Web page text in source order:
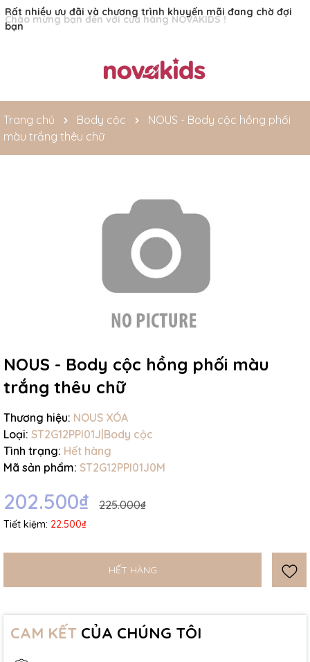
Rất nhiều ưu đãi và chương trình khuyến mãi đang chờ đợi
bạn
Trang chủ Body cộc
NOUS - Body cộc hồng phối
màu trắng thêu chữ
NOUS - Body cộc hồng phối màu
trắng thêu chữ
Thương hiệu: NOUS XÓA
Loại: ST2G12PPI01J|Body cộc
Tình trạng: Hết hàng
Mã sản phẩm: ST2G12PPI01J0M
202.500₫ 225.000₫
Tiết kiệm: 22.500₫
HẾT HÀNG
CAM KẾT CỦA CHÚNG TÔI
Mã giảm giá:
Ngày hết hạn:
Điều kiện: